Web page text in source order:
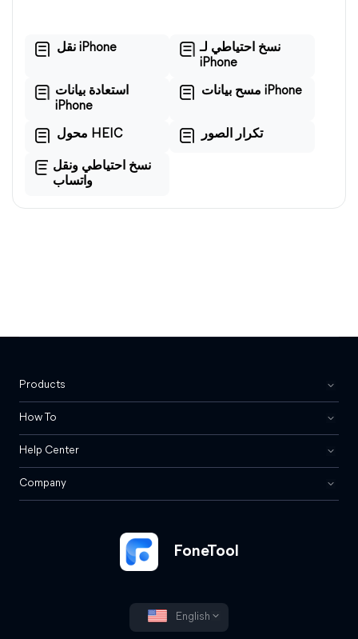
نقل iPhone
نسخ احتياطي لـ
iPhone
استعادة بيانات
iPhone
مسح بيانات iPhone
محول HEIC تكرار الصور
نسخ احتياطي ونقل
واتساب
FoneTool
English
Products
How To
Help Center
Company